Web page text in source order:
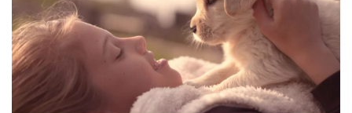
معماری
علمی
فناوری‌ها